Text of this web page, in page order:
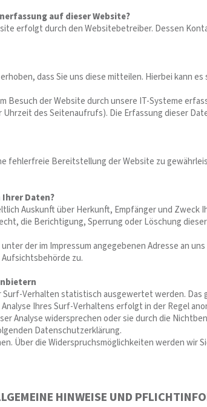
auf dieser Website?
erfolgt durch den Websitebetreiber. Dessen
dass Sie uns diese mitteilen. Hierbei kann es
Besuch der Website durch unsere IT-Systeme
des Seitenaufrufs). Die Erfassung dieser
fehlerfreie Bereitstellung der Website zu
Ihrer Daten?
Auskunft über Herkunft, Empfänger und
die Berichtigung, Sperrung oder Löschung
der im Impressum angegebenen Adresse an
zu.
Verhalten statistisch ausgewertet werden. Das
Ihres Surf-Verhaltens erfolgt in der Regel
Analyse widersprechen oder sie durch die
Datenschutzerklärung.
Über die Widerspruchsmöglichkeiten werden wir
HINWEISE UND